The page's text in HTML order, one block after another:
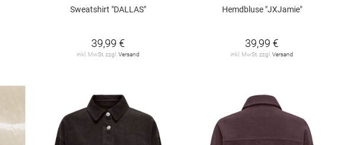
Sweatshirt "DALLAS"
39,99 €
inkl. MwSt. zzgl.Versand
Hemdbluse "JXJamie"
39,99 €
inkl. MwSt. zzgl.Versand